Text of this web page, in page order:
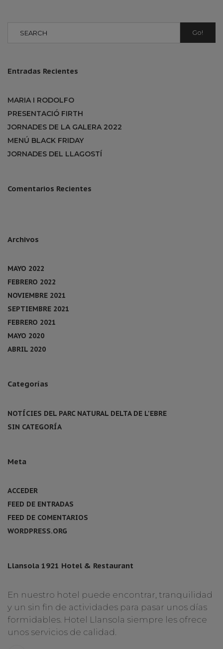
Go!
Entradas Recientes
MARIA I RODOLFO
PRESENTACIÓ FIRTH
JORNADES DE LA GALERA 2022
MENÚ BLACK FRIDAY
JORNADES DEL LLAGOSTÍ
Comentarios Recientes
Archivos
MAYO 2022
FEBRERO 2022
NOVIEMBRE 2021
SEPTIEMBRE 2021
FEBRERO 2021
MAYO 2020
ABRIL 2020
Categorías
NOTÍCIES DEL PARC NATURAL DELTA DE L'EBRE
SIN CATEGORÍA
Meta
ACCEDER
FEED DE ENTRADAS
FEED DE COMENTARIOS
WORDPRESS.ORG
Llansola 1921 Hotel & Restaurant
En nuestro hotel puede encontrar, tranquilidad
y un sin fin de actividades para pasar unos días
formidables. Hotel Llansola siempre les ofrece
unos servicios de calidad.